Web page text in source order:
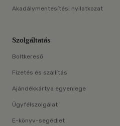
Akadálymentesítési nyilatkozat
Szolgáltatás
Boltkereső
Fizetés és szállítás
Ajándékkártya egyenlege
Ügyfélszolgálat
E-könyv-segédlet